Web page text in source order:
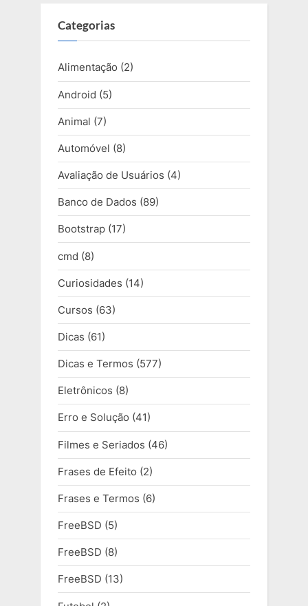
Categorias
Alimentação (2)
Android (5)
Animal (7)
Automóvel (8)
Avaliação de Usuários (4)
Banco de Dados (89)
Bootstrap (17)
cmd (8)
Curiosidades (14)
Cursos (63)
Dicas (61)
Dicas e Termos (577)
Eletrônicos (8)
Erro e Solução (41)
Filmes e Seriados (46)
Frases de Efeito (2)
Frases e Termos (6)
FreeBSD (5)
FreeBSD (8)
FreeBSD (13)